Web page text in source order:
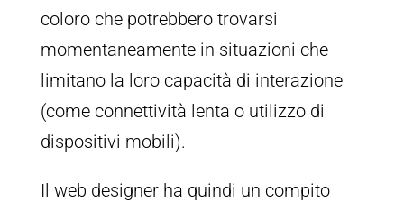
coloro che potrebbero trovarsi
momentaneamente in situazioni che
limitano la loro capacità di interazione
(come connettività lenta o utilizzo di
dispositivi mobili).
Il web designer ha quindi un compito